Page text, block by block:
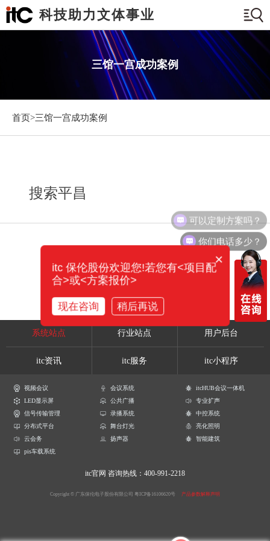
科技助力文体事业
三馆一宫成功案例
首页>三馆一宫成功案例
搜索平昌
系统站点 行业站点 用户后台
itc资讯 itc服务 itc小程序
视频会议 会议系统
itcHUB会议一体机
LED显示屏
公共广播
专业扩声
信号传输管理
录播系统
中控系统
分布式平台
舞台灯光
亮化照明
云会务
扬声器
智能建筑
pis车载系统
itc官网 咨询热线：400-991-2218
Copyright © 广东保伦电子股份有限公司 粤ICP备16106620号 产品参数解释声明
可以定制方案吗？
你们电话多少？
×
itc 保伦股份欢迎您!若您有<项目配
合>或<方案报价>
现在咨询 稍后再说